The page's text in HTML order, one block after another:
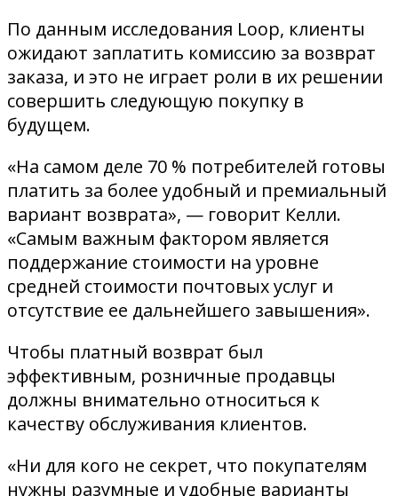
По данным исследования Loop, клиенты
ожидают заплатить комиссию за возврат
заказа, и это не играет роли в их решении
совершить следующую покупку в
будущем.
«На самом деле 70 % потребителей готовы
платить за более удобный и премиальный
вариант возврата», — говорит Келли.
«Самым важным фактором является
поддержание стоимости на уровне
средней стоимости почтовых услуг и
отсутствие ее дальнейшего завышения».
Чтобы платный возврат был
эффективным, розничные продавцы
должны внимательно относиться к
качеству обслуживания клиентов.
«Ни для кого не секрет, что покупателям
нужны разумные и удобные варианты